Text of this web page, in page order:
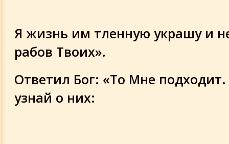
Я жизнь им тленную украшу и
рабов Твоих».
Ответил Бог: «То Мне
узнай о них: